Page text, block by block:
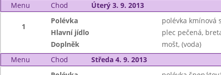
Menu
Chod Úterý 3. 9. 2013
1
Polévka
polévka kmínová
Hlavní jídlo
plec pečená,
Doplněk
mošt, (voda)
Menu
Chod Středa 4. 9. 2013